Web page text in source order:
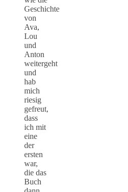
Geschichte
von
Ava,
Lou
und
Anton
weitergeht
und
hab
mich
riesig
gefreut,
dass
ich mit
eine
der
ersten
war,
die das
Buch